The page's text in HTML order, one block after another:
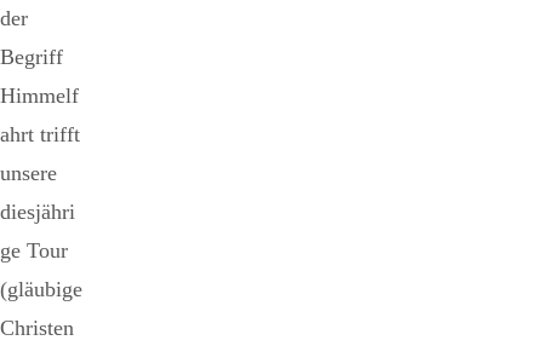
der
Begriff
Himmelf
ahrt trifft
unsere
diesjähri
ge Tour
(gläubige
Christen